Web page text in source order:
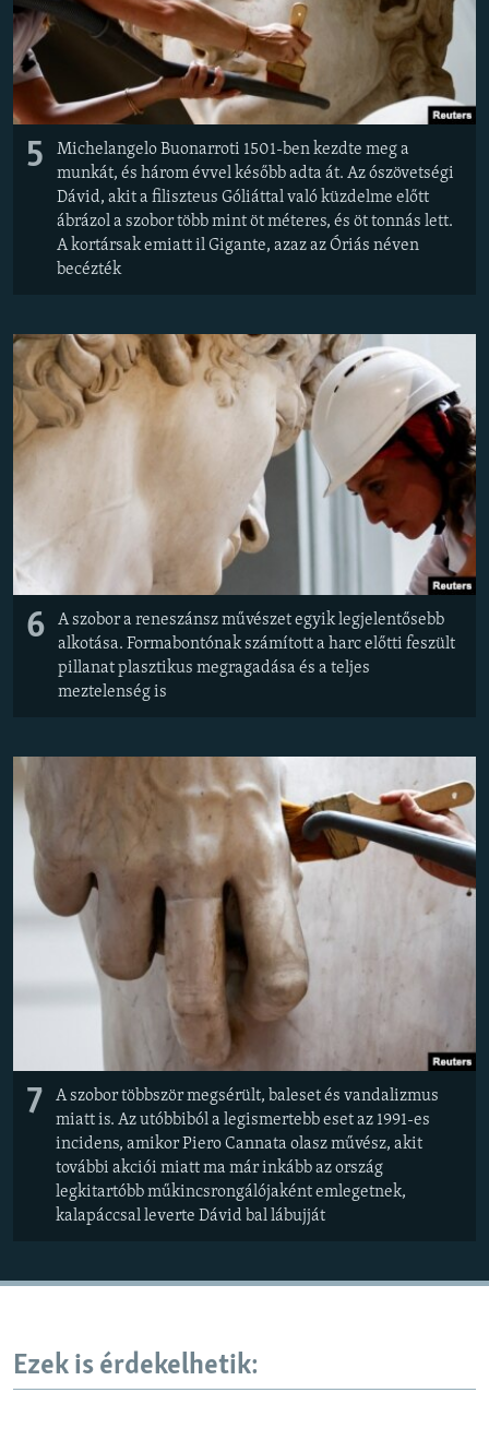
EURÓPAI UNIÓ
VILÁG
KLÍMAVÁLTOZÁS
A MÚLT TANULSÁGAI
KÖVESSEN MINKET!
5
Michelangelo Buonarroti 1501-ben kezdte meg a
munkát, és három évvel később adta át. Az ószövetségi
Dávid, akit a filiszteus Góliáttal való küzdelme előtt
ábrázol a szobor több mint öt méteres, és öt tonnás lett.
A kortársak emiatt il Gigante, azaz az Óriás néven
becézték
6
A szobor a reneszánsz művészet egyik legjelentősebb
alkotása. Formabontónak számított a harc előtti feszült
pillanat plasztikus megragadása és a teljes
meztelenség is
7
A szobor többször megsérült, baleset és vandalizmus
miatt is. Az utóbbiból a legismertebb eset az 1991-es
incidens, amikor Piero Cannata olasz művész, akit
további akciói miatt ma már inkább az ország
legkitartóbb műkincsrongálójaként emlegetnek,
kalapáccsal leverte Dávid bal lábujját
Ezek is érdekelhetik: